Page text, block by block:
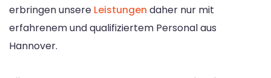
erbringen unsere Leistungen daher nur mit
erfahrenem und qualifiziertem Personal aus
Hannover.